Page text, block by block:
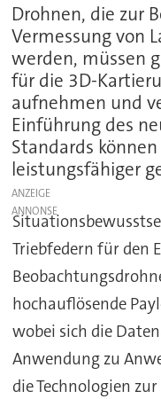
Drohnen, die zur
Vermessung von
werden, müssen
für die 3D-
aufnehmen und
Einführung des
Standards
leistungsfähiger
ANZEIGE
Triebfedern für den
hochauflösende
wobei sich die
Anwendung zu
die Technologien